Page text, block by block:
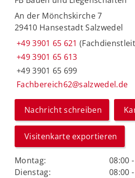
An der Mönchskirche 7
29410 Hansestadt Salzwedel
+49 3901 65 621
+49 3901 65 613
+49 3901 65 699
Fachbereich62@salzwedel.de
Nachricht schreiben
Visitenkarte exportieren
Montag:
08:00
Dienstag:
08:00